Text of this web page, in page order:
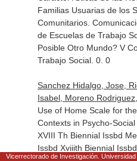
Familias Usuarias de los
Comunitarios.
de Escuelas de Trabajo
Posible Otro Mundo? V
Trabajo Social. 0. 0
Sanchez Hidalgo, Jose,
Isabel, Moreno
Use of Home Scale for
Contexts in Psycho-
XVIII Th Biennial Issbd
Issbd Xviiith Biennial
Vicerrectorado de Investigación.